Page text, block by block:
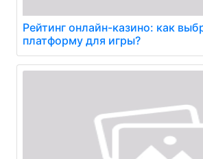
Рейтинг онлайн-казино: как
платформу для игры?